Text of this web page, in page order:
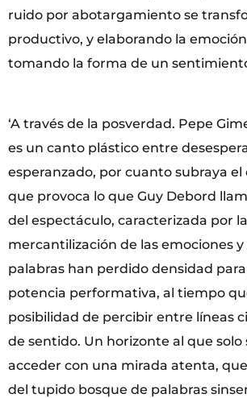
ruido por abotargamiento se
productivo, y elaborando la
tomando la forma de un
‘A través de la posverdad. Pepe
es un canto plástico entre
esperanzado, por cuanto subraya
que provoca lo que Guy Debord
del espectáculo, caracterizada por la
mercantilización de las emociones
palabras han perdido densidad
potencia performativa, al tiempo
posibilidad de percibir entre líneas
de sentido. Un horizonte al que solo
acceder con una mirada atenta,
del tupido bosque de palabras